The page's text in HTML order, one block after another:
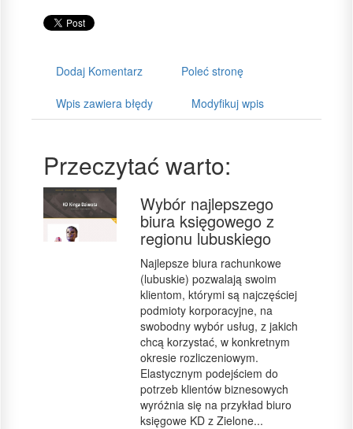
Dodaj Komentarz Poleć stronę
Wpis zawiera błędy Modyfikuj wpis
Przeczytać warto:
Wybór najlepszego
biura księgowego z
regionu lubuskiego
Najlepsze biura rachunkowe
(lubuskie) pozwalają swoim
klientom, którymi są najczęściej
podmioty korporacyjne, na
swobodny wybór usług, z jakich
chcą korzystać, w konkretnym
okresie rozliczeniowym.
Elastycznym podejściem do
potrzeb klientów biznesowych
wyróżnia się na przykład biuro
księgowe KD z Zielone...